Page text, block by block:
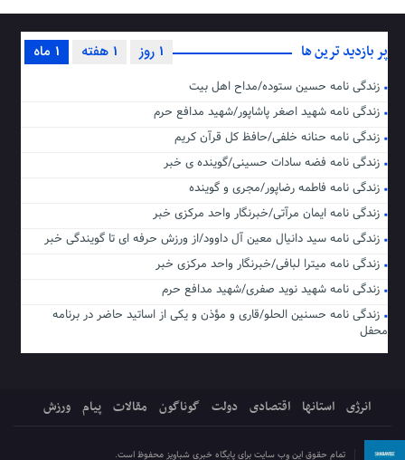
پر بازدید ترین ها 1 ماه 1 هفته 1 روز
زندگی نامه حسین ستوده/مداح اهل بیت
زندگی نامه شهید اصغر پاشاپور/شهید مدافع حرم
زندگی نامه حنانه خلفی/حافظ کل قرآن کریم
زندگی نامه فضه سادات حسینی/گوینده ی خبر
زندگی نامه فاطمه رضاپور/مجری و گوینده
زندگی نامه ایمان مرآتی/خبرنگار واحد مرکزی خبر
زندگی نامه سید دانیال معین آل داوود/از ورزش حرفه ای تا گویندگی خبر
زندگی نامه میترا لبافی/خبرنگار واحد مرکزی خبر
زندگی نامه شهید نوید صفری/شهید مدافع حرم
زندگی نامه حسنین الحلو/قاری و مؤذن و یکی از اساتید حاضر در برنامه
محفل
انرژی استانها اقتصادی دولت گوناگون مقالات پیام ورزش
تمام حقوق این وب سایت برای پایگاه خبری شباویز محفوظ است.